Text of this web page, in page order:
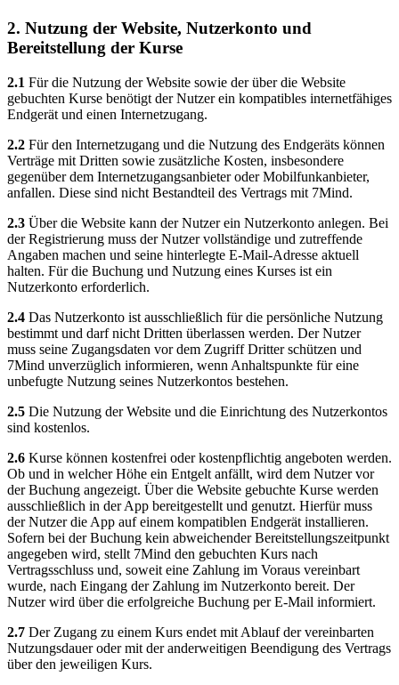
2. Nutzung der Website, Nutzerkonto und
Bereitstellung der Kurse
2.1 Für die Nutzung der Website sowie der über die Website
gebuchten Kurse benötigt der Nutzer ein kompatibles internetfähiges
Endgerät und einen Internetzugang.
2.2 Für den Internetzugang und die Nutzung des Endgeräts können
Verträge mit Dritten sowie zusätzliche Kosten, insbesondere
gegenüber dem Internetzugangsanbieter oder Mobilfunkanbieter,
anfallen. Diese sind nicht Bestandteil des Vertrags mit 7Mind.
2.3 Über die Website kann der Nutzer ein Nutzerkonto anlegen. Bei
der Registrierung muss der Nutzer vollständige und zutreffende
Angaben machen und seine hinterlegte E-Mail-Adresse aktuell
halten. Für die Buchung und Nutzung eines Kurses ist ein
Nutzerkonto erforderlich.
2.4 Das Nutzerkonto ist ausschließlich für die persönliche Nutzung
bestimmt und darf nicht Dritten überlassen werden. Der Nutzer
muss seine Zugangsdaten vor dem Zugriff Dritter schützen und
7Mind unverzüglich informieren, wenn Anhaltspunkte für eine
unbefugte Nutzung seines Nutzerkontos bestehen.
2.5 Die Nutzung der Website und die Einrichtung des Nutzerkontos
sind kostenlos.
2.6 Kurse können kostenfrei oder kostenpflichtig angeboten werden.
Ob und in welcher Höhe ein Entgelt anfällt, wird dem Nutzer vor
der Buchung angezeigt. Über die Website gebuchte Kurse werden
ausschließlich in der App bereitgestellt und genutzt. Hierfür muss
der Nutzer die App auf einem kompatiblen Endgerät installieren.
Sofern bei der Buchung kein abweichender Bereitstellungszeitpunkt
angegeben wird, stellt 7Mind den gebuchten Kurs nach
Vertragsschluss und, soweit eine Zahlung im Voraus vereinbart
wurde, nach Eingang der Zahlung im Nutzerkonto bereit. Der
Nutzer wird über die erfolgreiche Buchung per E-Mail informiert.
2.7 Der Zugang zu einem Kurs endet mit Ablauf der vereinbarten
Nutzungsdauer oder mit der anderweitigen Beendigung des Vertrags
über den jeweiligen Kurs.